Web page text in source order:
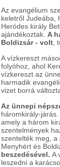
Az evangélium
keletről Judeába,
Heródes király
ajándékoztak. A
Boldizsár - volt
A vízkereszt
folyóhoz, ahol
vízkereszt az
harmadik
vizet borrá
Az ünnepi
háromkirály-
amely a három
szentelmények
szentelték meg, a
Menyhért és
beszedésével. A
leszedni a